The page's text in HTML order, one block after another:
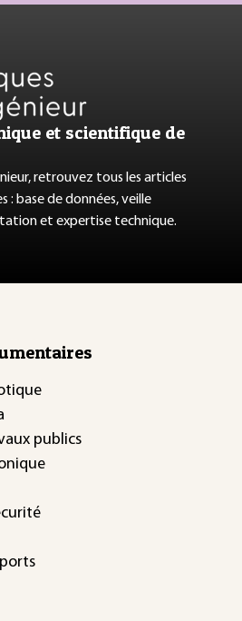
et scientifique de
retrouvez tous les articles
: base de données, veille
et expertise technique.
publics